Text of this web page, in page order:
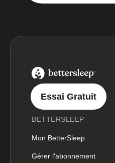
BetterSleep Logo
Essai Gratuit
BETTERSLEEP
Mon BetterSleep
Gérer l'abonnement